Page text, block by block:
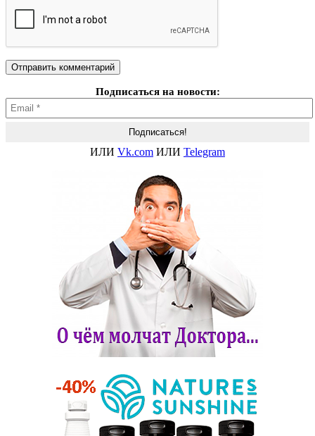
Подписаться на новости:
ИЛИ Vk.com ИЛИ Telegram